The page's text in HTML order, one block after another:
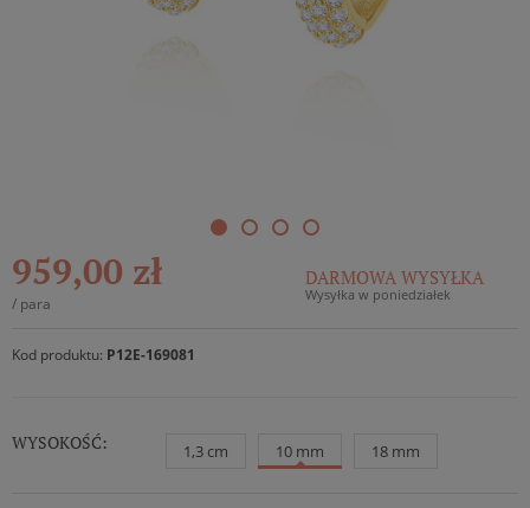
959,00 zł
/ para
DARMOWA WYSYŁKA
Wysyłka w poniedziałek
Kod produktu: P12E-169081
WYSOKOŚĆ: 1,3 cm 10 mm 18 mm